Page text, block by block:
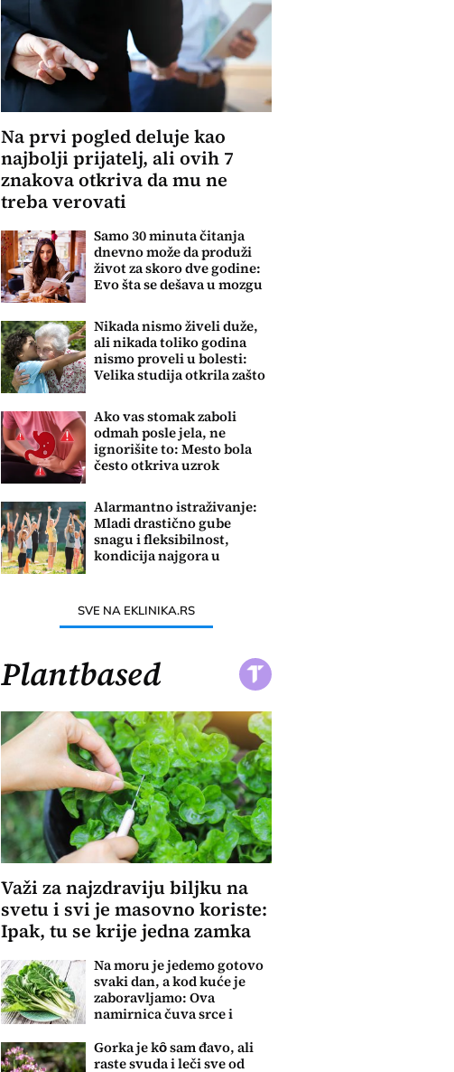
Na prvi pogled deluje kao
najbolji prijatelj, ali ovih 7
znakova otkriva da mu ne
treba verovati
Samo 30 minuta čitanja
dnevno može da produži
život za skoro dve godine:
Evo šta se dešava u mozgu
Nikada nismo živeli duže,
ali nikada toliko godina
nismo proveli u bolesti:
Velika studija otkrila zašto
Ako vas stomak zaboli
odmah posle jela, ne
ignorišite to: Mesto bola
često otkriva uzrok
Alarmantno istraživanje:
Mladi drastično gube
snagu i fleksibilnost,
kondicija najgora u
SVE NA EKLINIKA.RS
Plantbased
Važi za najzdraviju biljku na
svetu i svi je masovno koriste:
Ipak, tu se krije jedna zamka
Na moru je jedemo gotovo
svaki dan, a kod kuće je
zaboravljamo: Ova
namirnica čuva srce i
Gorka je kȏ sam đavo, ali
raste svuda i leči sve od